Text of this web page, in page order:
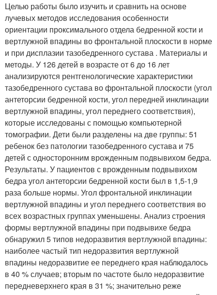
Целью работы было изучить и сравнить на основе
лучевых методов исследования особенности
ориентации проксимального отдела бедренной кости и
вертлужной впадины во фронтальной плоскости в норме
и при дисплазии тазобедренного сустава . Материалы и
методы. У 126 детей в возрасте от 6 до 16 лет
анализируются рентгенологические характеристики
тазобедренного сустава во фронтальной плоскости (угол
антеторсии бедренной кости, угол передней инклинации
вертлужной впадины, угол переднего соответствия),
которые исследованы с помощью компьютерной
томографии. Дети были разделены на две группы: 51
ребенок без патологии тазобедренного сустава и 75
детей с односторонним врожденным подвывихом бедра.
Результаты. У пациентов с врожденным подвывихом
бедра угол антеторсии бедренной кости был в 1,5-1,9
раза больше нормы. Угол фронтальной инклинации
вертлужной впадины и угол переднего соответствия во
всех возрастных группах уменьшены. Анализ строения
формы вертлужной впадины при подвывихе бедра
обнаружил 5 типов недоразвития вертлужной впадины:
наиболее частый тип недоразвития вертлужной
впадины недоразвитие ее переднего края наблюдалось
в 40 % случаев; вторым по частоте было недоразвитие
передневерхнего края в 31 %; значительно реже